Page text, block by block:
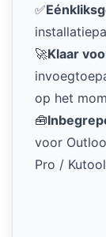
✅
🚀Klaar
op het
🧰
voor
Pro /